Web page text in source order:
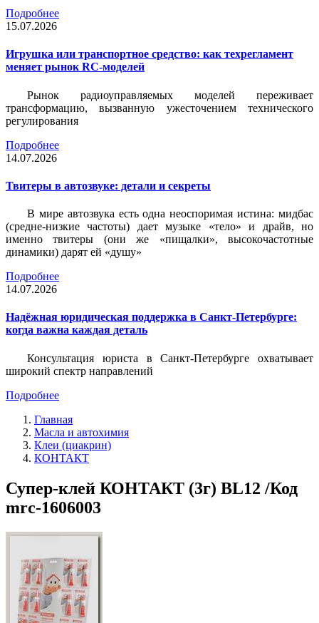
Подробнее
15.07.2026
Игрушка или транспортное средство: как техрегламент
меняет рынок RC-моделей
Рынок радиоуправляемых моделей переживает
трансформацию, вызванную ужесточением технического
регулирования
Подробнее
14.07.2026
Твитеры в автозвуке: детали и секреты
В мире автозвука есть одна неоспоримая истина: мидбас
(средне-низкие частоты) дает музыке «тело» и драйв, но
именно твитеры (они же «пищалки», высокочастотные
динамики) дарят ей «душу»
Подробнее
14.07.2026
Надёжная юридическая поддержка в Санкт-Петербурге:
когда важна каждая деталь
Консультация юриста в Санкт-Петербурге охватывает
широкий спектр направлений
Подробнее
Главная
Масла и автохимия
Клеи (циакрин)
КОНТАКТ
Супер-клей КОНТАКТ (3г) BL12 /Код
mrc-1606003